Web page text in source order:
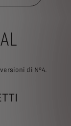
di N°4.